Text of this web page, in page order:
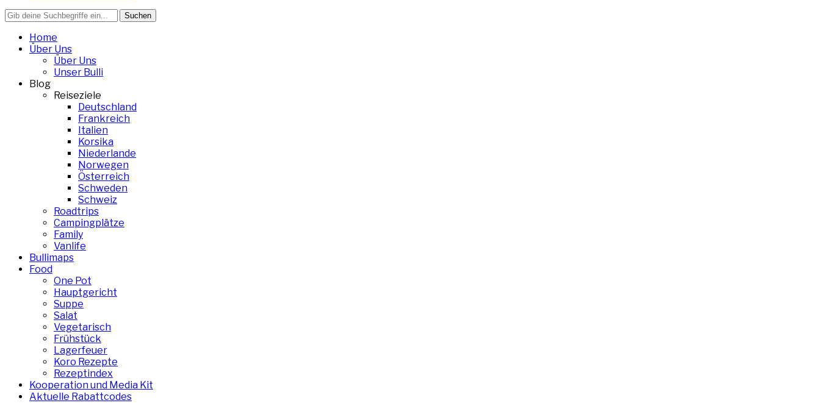
Search
for:
Home
Über Uns
Über Uns
Unser Bulli
Blog
Reiseziele
Deutschland
Frankreich
Italien
Korsika
Niederlande
Norwegen
Österreich
Schweden
Schweiz
Roadtrips
Campingplätze
Family
Vanlife
Bullimaps
Food
One Pot
Hauptgericht
Suppe
Salat
Vegetarisch
Frühstück
Lagerfeuer
Koro Rezepte
Rezeptindex
Kooperation und Media Kit
Aktuelle Rabattcodes